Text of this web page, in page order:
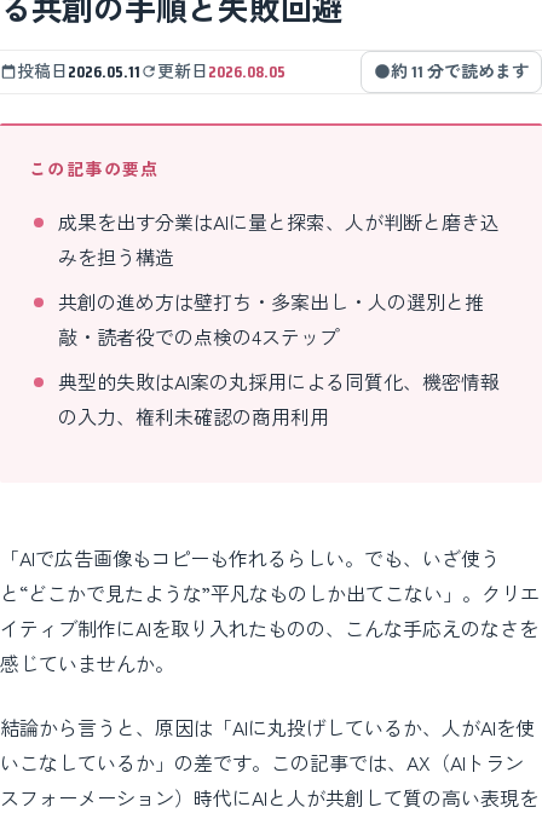
投稿日2026.05.11 更新日2026.08.05 約 11 分で読めます
この記事の要点
成果を出す分業はAIに量と探索、人が判断と磨き込
みを担う構造
共創の進め方は壁打ち・多案出し・人の選別と推
敲・読者役での点検の4ステップ
典型的失敗はAI案の丸採用による同質化、機密情報
の入力、権利未確認の商用利用
「AIで広告画像もコピーも作れるらしい。でも、いざ使う
と“どこかで見たような”平凡なものしか出てこない」。クリエ
イティブ制作にAIを取り入れたものの、こんな手応えのなさを
感じていませんか。
結論から言うと、原因は「AIに丸投げしているか、人がAIを使
いこなしているか」の差です。この記事では、AX（AIトラン
スフォーメーション）時代にAIと人が共創して質の高い表現を